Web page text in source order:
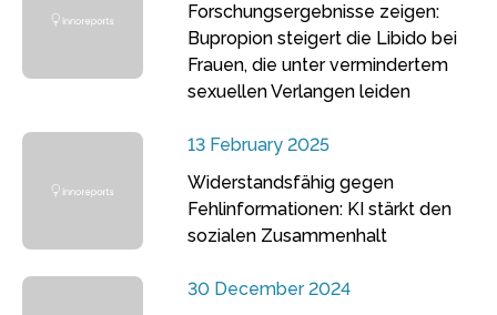
Forschungsergebnisse zeigen:
Bupropion steigert die Libido bei
Frauen, die unter vermindertem
sexuellen Verlangen leiden
13 February 2025
Widerstandsfähig gegen
Fehlinformationen: KI stärkt den
sozialen Zusammenhalt
30 December 2024